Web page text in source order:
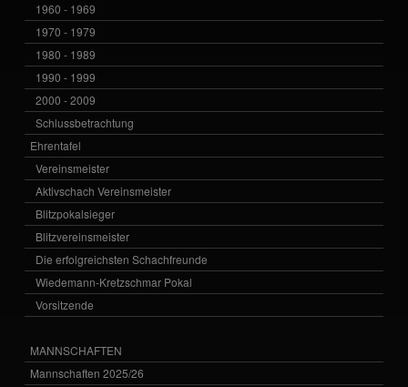
1960 - 1969
1970 - 1979
1980 - 1989
1990 - 1999
2000 - 2009
Schlussbetrachtung
Ehrentafel
Vereinsmeister
Aktivschach Vereinsmeister
Blitzpokalsieger
Blitzvereinsmeister
Die erfolgreichsten Schachfreunde
Wiedemann-Kretzschmar Pokal
Vorsitzende
MANNSCHAFTEN
Mannschaften 2025/26